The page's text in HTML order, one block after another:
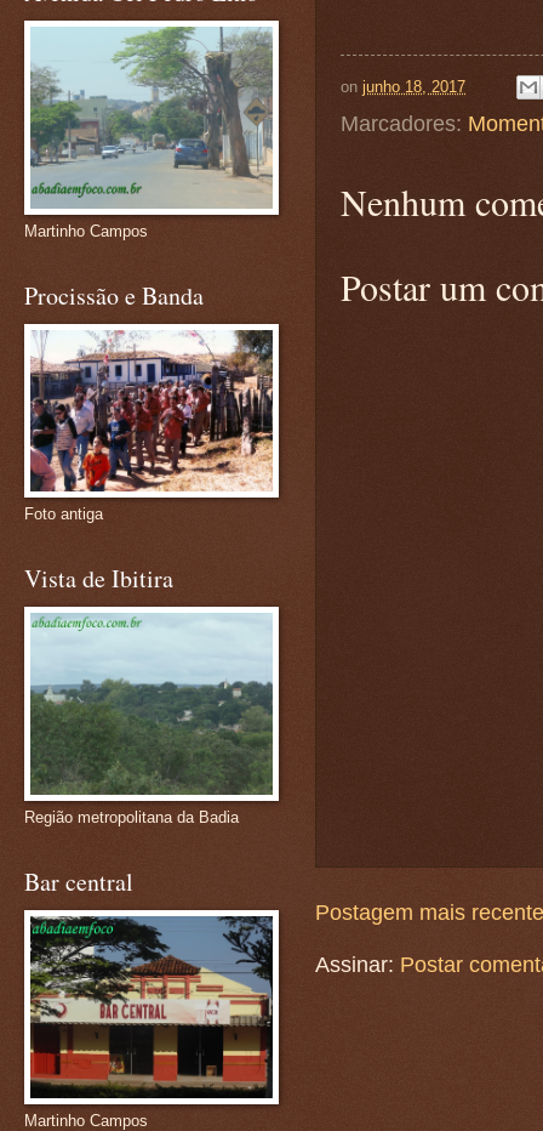
on junho 18, 2017
Marcadores:
Nenhum
Postar um
Postagem mais recente
Assinar: Postar
Martinho Campos
Procissão e Banda
Foto antiga
Vista de Ibitira
Região metropolitana da Badia
Bar central
Martinho Campos